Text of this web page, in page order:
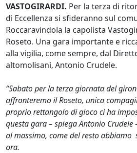
VASTOGIRARDI. Per la terza di
di Eccellenza si sfideranno sul
Roccaravindola la capolista
Roseto. Una gara importante e
alla vigilia, come sempre, dal
altomolisani, Antonio Crudele.
“Sabato per la terza giornata del
affronteremo il Roseto, unica
proprio rettangolo di gioco ci ha
questa gara – spiega Antonio Crudele
al massimo, come del resto
ora.